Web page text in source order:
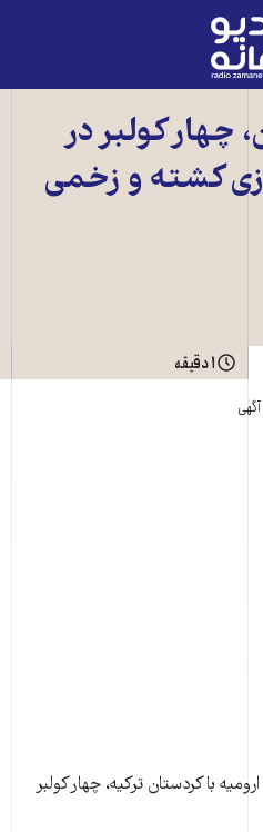
چهار کولبر در
کشته و زخمی
۱ دقیقه
آگهی
با کردستان ترکیه، چهار کولبر